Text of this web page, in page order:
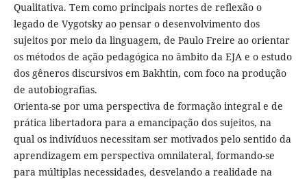
Qualitativa. Tem como principais nortes de reflexão o
legado de Vygotsky ao pensar o desenvolvimento dos
sujeitos por meio da linguagem, de Paulo Freire ao orientar
os métodos de ação pedagógica no âmbito da EJA e o estudo
dos gêneros discursivos em Bakhtin, com foco na produção
de autobiografias.
Orienta-se por uma perspectiva de formação integral e de
prática libertadora para a emancipação dos sujeitos, na
qual os indivíduos necessitam ser motivados pelo sentido da
aprendizagem em perspectiva omnilateral, formando-se
para múltiplas necessidades, desvelando a realidade na